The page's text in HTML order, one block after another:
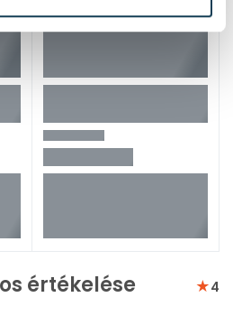
értékelése 4